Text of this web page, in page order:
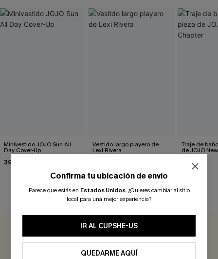
Minivestido JOJO Sun All
Day Cover-Up
39,00 €
Vestido largo playero de
Lexi Rivera
Traje de
de JOJO
42,00 €
RESEÑAS DE CLIENTES
Confirma tu ubicación de envío
Parece que estás en Estados Unidos. ¿Quieres cambiar al sitio
local para una mejor experiencia?
IR AL CUPSHE-US
QUEDARME AQUÍ